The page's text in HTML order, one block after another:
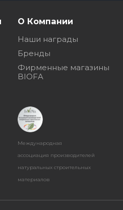
О Компании
Наши награды
Бренды
Фирменные магазины
BIOFA
Международная
ассоциация производителей
натуральных строительных
материалов